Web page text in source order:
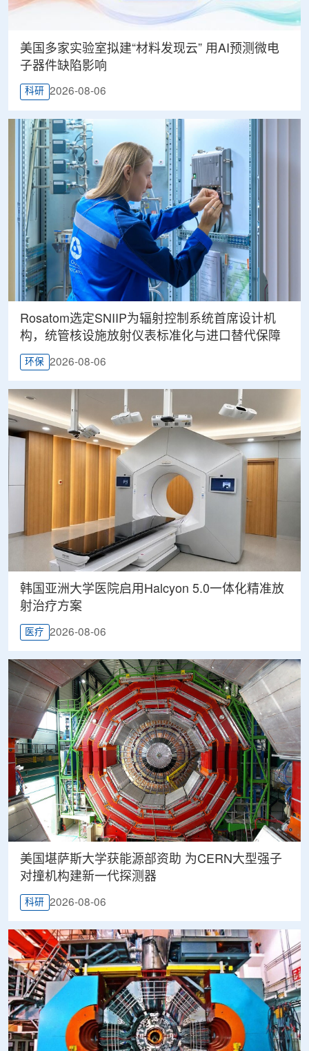
美国多家实验室拟建“材料发现云” 用AI预测微电
子器件缺陷影响
科研 2026-08-06
Rosatom选定SNIIP为辐射控制系统首席设计机
构，统管核设施放射仪表标准化与进口替代保障
环保 2026-08-06
韩国亚洲大学医院启用Halcyon 5.0一体化精准放
射治疗方案
医疗 2026-08-06
美国堪萨斯大学获能源部资助 为CERN大型强子
对撞机构建新一代探测器
科研 2026-08-06